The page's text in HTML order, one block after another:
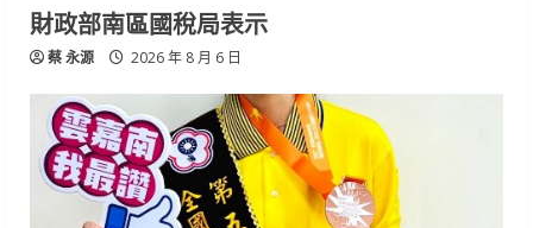
財政部南區國稅局表示
蔡 永源 2026 年 8 月 6 日